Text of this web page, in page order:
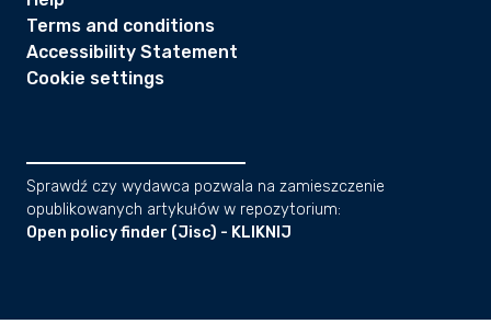
Terms and conditions
Accessibility Statement
Cookie settings
Sprawdź czy wydawca pozwala na zamieszczenie
opublikowanych artykułów w repozytorium:
Open policy finder (Jisc) - KLIKNIJ